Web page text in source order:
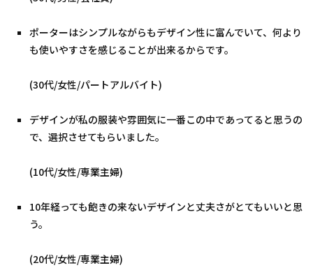
ポーターはシンプルながらもデザイン性に富んでいて、何より
も使いやすさを感じることが出来るからです。
(30代/女性/パートアルバイト)
デザインが私の服装や雰囲気に一番この中であってると思うの
で、選択させてもらいました。
(10代/女性/専業主婦)
10年経っても飽きの来ないデザインと丈夫さがとてもいいと思
う。
(20代/女性/専業主婦)